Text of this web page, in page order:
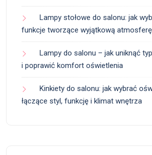
Lampy stołowe do salonu: jak
funkcje tworzące wyjątkową
Lampy do salonu – jak uniknąć
i poprawić komfort oświetlenia
Kinkiety do salonu: jak wybrać
łączące styl, funkcję i klimat wnętrza